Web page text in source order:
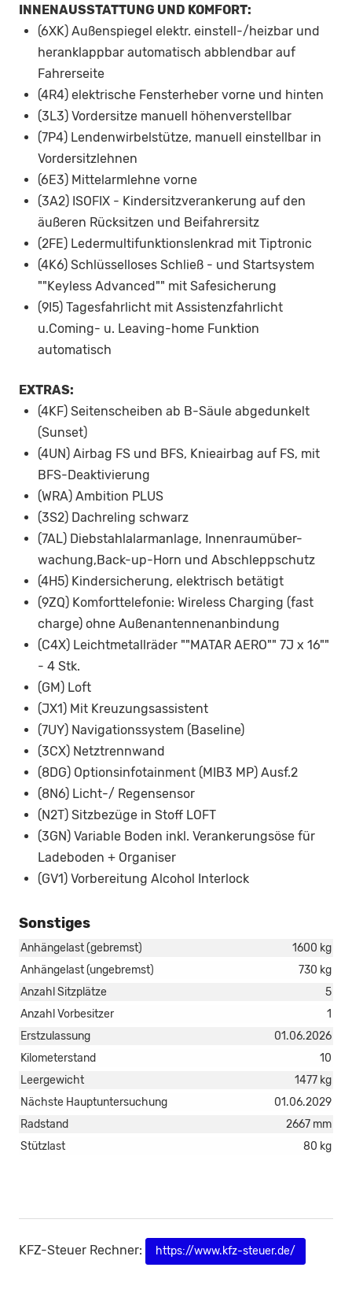
INNENAUSSTATTUNG UND KOMFORT:
(6XK) Außenspiegel elektr. einstell-/heizbar und
heranklappbar automatisch abblendbar auf
Fahrerseite
(4R4) elektrische Fensterheber vorne und hinten
(3L3) Vordersitze manuell höhenverstellbar
(7P4) Lendenwirbelstütze, manuell einstellbar in
Vordersitzlehnen
(6E3) Mittelarmlehne vorne
(3A2) ISOFIX - Kindersitzverankerung auf den
äußeren Rücksitzen und Beifahrersitz
(2FE) Ledermultifunktionslenkrad mit Tiptronic
(4K6) Schlüsselloses Schließ - und Startsystem
""Keyless Advanced"" mit Safesicherung
(9I5) Tagesfahrlicht mit Assistenzfahrlicht
u.Coming- u. Leaving-home Funktion
automatisch
EXTRAS:
(4KF) Seitenscheiben ab B-Säule abgedunkelt
(Sunset)
(4UN) Airbag FS und BFS, Knieairbag auf FS, mit
BFS-Deaktivierung
(WRA) Ambition PLUS
(3S2) Dachreling schwarz
(7AL) Diebstahlalarmanlage, Innenraumüber-
wachung,Back-up-Horn und Abschleppschutz
(4H5) Kindersicherung, elektrisch betätigt
(9ZQ) Komforttelefonie: Wireless Charging (fast
charge) ohne Außenantennenanbindung
(C4X) Leichtmetallräder ""MATAR AERO"" 7J x 16""
- 4 Stk.
(GM) Loft
(JX1) Mit Kreuzungsassistent
(7UY) Navigationssystem (Baseline)
(3CX) Netztrennwand
(8DG) Optionsinfotainment (MIB3 MP) Ausf.2
(8N6) Licht-/ Regensensor
(N2T) Sitzbezüge in Stoff LOFT
(3GN) Variable Boden inkl. Verankerungsöse für
Ladeboden + Organiser
(GV1) Vorbereitung Alcohol Interlock
Sonstiges
Anhängelast (gebremst)
1600 kg
Anhängelast (ungebremst)
730 kg
Anzahl Sitzplätze
5
Anzahl Vorbesitzer
1
Erstzulassung
01.06.2026
Kilometerstand
10
Leergewicht
1477 kg
Nächste Hauptuntersuchung
01.06.2029
Radstand
2667 mm
Stützlast
80 kg
KFZ-Steuer Rechner: https://www.kfz-steuer.de/